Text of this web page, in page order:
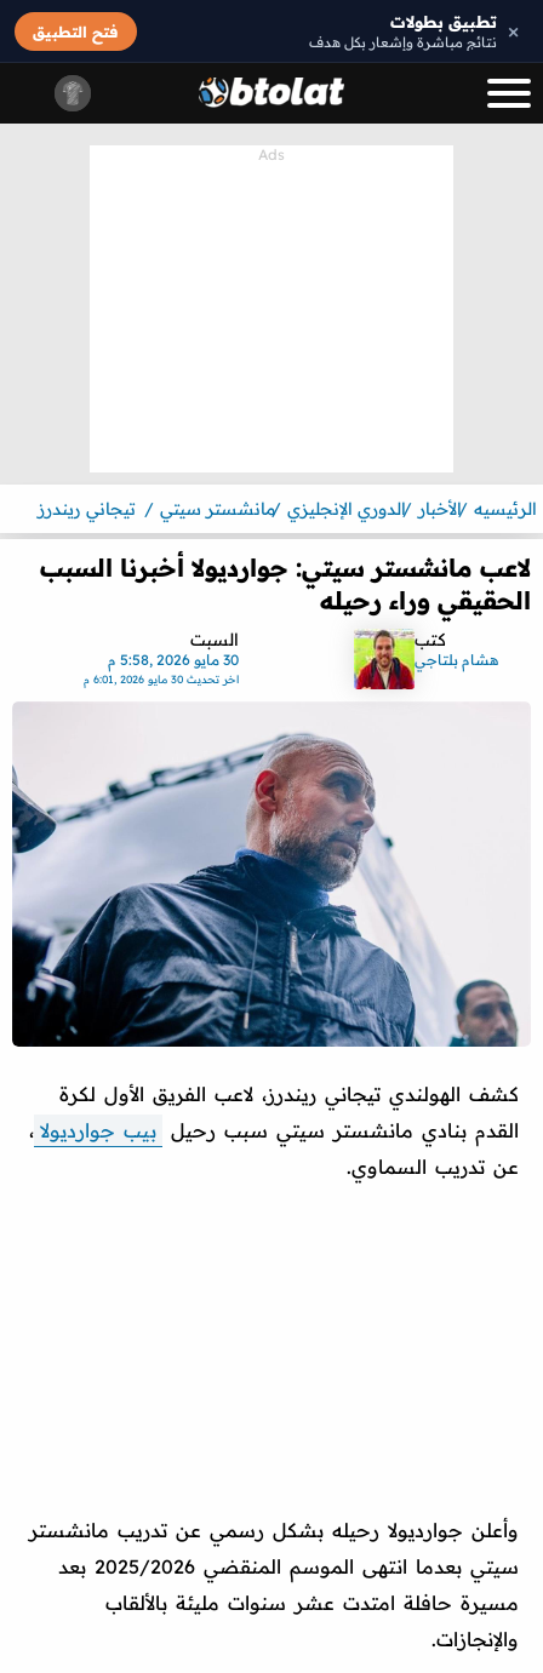
× تطبيق بطولات
نتائج مباشرة وإشعار بكل هدف
فتح التطبيق
الرئيسيه الأخبار الدوري الإنجليزي مانشستر سيتي تيجاني ريندرز
لاعب مانشستر سيتي: جوارديولا أخبرنا السبب
الحقيقي وراء رحيله
كتب
هشام بلتاجي
السبت
30 مايو 2026 ,5:58 م
اخر تحديث30 مايو 2026 ,6:01 م
كشف الهولندي تيجاني ريندرز، لاعب الفريق الأول لكرة
القدم بنادي مانشستر سيتي سبب رحيل بيب جوارديولا ،
عن تدريب السماوي.
وأعلن جوارديولا رحيله بشكل رسمي عن تدريب مانشستر
سيتي بعدما انتهى الموسم المنقضي 2025/2026 بعد
مسيرة حافلة امتدت عشر سنوات مليئة بالألقاب
والإنجازات.